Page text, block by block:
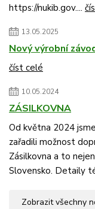
https://nukib.gov....
13.05.2025
Nový výrobní
číst celé
10.05.2024
ZÁSILKOVNA
Od května 2024
zařadili možnost
Zásilkovna a to
Slovensko. Detaily
Zobrazit všechny